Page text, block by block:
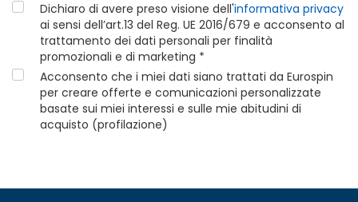
Dichiaro di avere preso visione dell'informativa privacy
ai sensi dell’art.13 del Reg. UE 2016/679 e acconsento al
trattamento dei dati personali per finalità
promozionali e di marketing *
Acconsento che i miei dati siano trattati da Eurospin
per creare offerte e comunicazioni personalizzate
basate sui miei interessi e sulle mie abitudini di
acquisto (profilazione)